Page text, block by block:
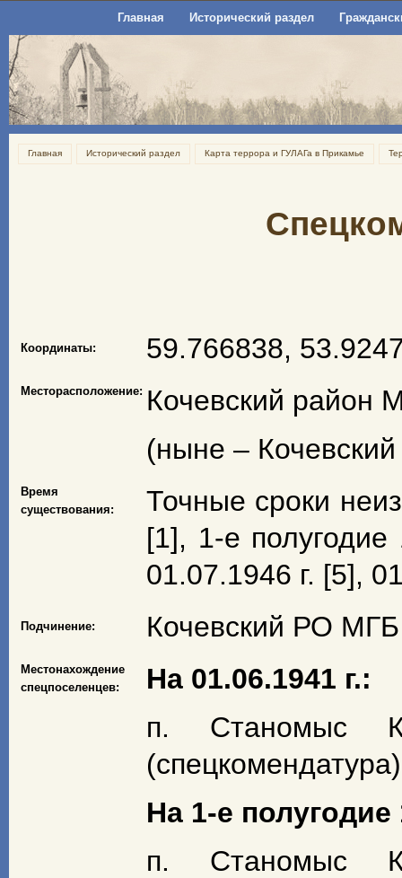
Главная Исторический раздел
Главная Исторический раздел Карта террора и ГУЛАГа в Прикамье
Координаты: 59.766838,
Месторасположение: Кочевский район
(ныне –
Время
существования:
Точные сроки
[1], 1-е
01.07.1946 г. [5],
Подчинение: Кочевский РО
Местонахождение
спецпоселенцев:
На 01.06.1941 г.:
п. Станомыс
На 1-е полугодие
п. Станомыс